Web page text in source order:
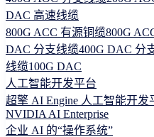
DAC 高速线缆
800G ACC 有源铜缆800G
DAC 分支线缆400G DAC 分
线缆100G DAC
人工智能开发平台
超擎 AI Engine 人工智能开发
NVIDIA AI Enterprise
企业 AI 的“操作系统”